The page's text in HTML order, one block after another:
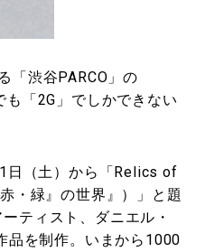
「渋谷PARCO」の
「2G」でしかできない
日（土）から「Relics of
・緑』の世界』）」と題
ティスト、ダニエル・
品を制作。いまから1000